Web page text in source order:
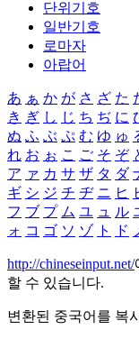
단위기호
일반기호
로마자
아랍어
あ ぁ か が さ ざ た
き ぎ し じ ち ぢ に
ぬ ふ ぶ ぷ む ゆ ゅ
れ お ぉ こ ご そ ぞ
ア ァ カ サ ザ タ ダ
ギ シ ジ チ ヂ ニ ヒ
フ ブ プ ム ユ ュ ル
ォ コ ゴ ソ ゾ ト ド
http://chineseinput.net/
할 수 있습니다.
변환된 중국어를 복